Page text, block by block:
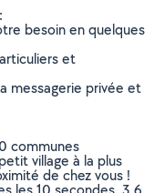
besoin en quelques
et
messagerie privée et
communes
village à la plus
de chez vous !